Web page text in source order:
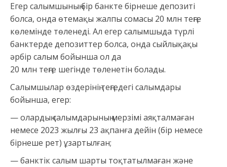
Егер салымшының бір банкте бірнеше депозиті
болса, онда өтемақы жалпы сомасы 20 млн теңге
көлемінде төленеді. Ал егер салымшыда түрлі
банктерде депозиттер болса, онда сыйлықақы
әрбір салым бойынша ол да
20 млн теңге шегінде төленетін болады.
Салымшылар өздерінің теңгедегі салымдары
бойынша, егер:
— олардың салымдарының мерзімі аяқталмаған
немесе 2023 жылғы 23 ақпанға дейін (бір немесе
бірнеше рет) ұзартылған;
— банктік салым шарты тоқтатылмаған және